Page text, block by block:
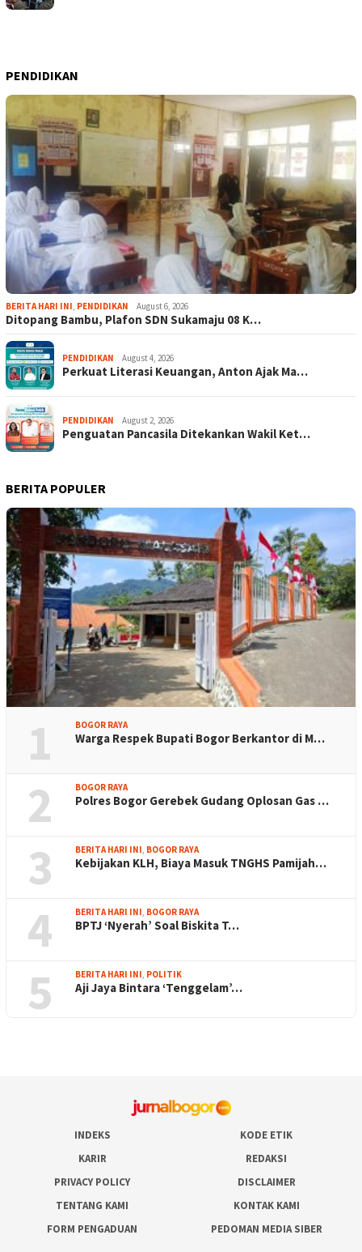
PENDIDIKAN
BERITA HARI INI, PENDIDIKAN August 6, 2026
Ditopang Bambu, Plafon SDN Sukamaju 08 K…
PENDIDIKAN August 4, 2026
Perkuat Literasi Keuangan, Anton Ajak Ma…
PENDIDIKAN August 2, 2026
Penguatan Pancasila Ditekankan Wakil Ket…
BERITA POPULER
1 BOGOR RAYA
Warga Respek Bupati Bogor Berkantor di M…
2 BOGOR RAYA
Polres Bogor Gerebek Gudang Oplosan Gas …
3 BERITA HARI INI, BOGOR RAYA
Kebijakan KLH, Biaya Masuk TNGHS Pamijah…
4 BERITA HARI INI, BOGOR RAYA
BPTJ ‘Nyerah’ Soal Biskita T…
5 BERITA HARI INI, POLITIK
Aji Jaya Bintara ‘Tenggelam’…
INDEKS
KODE ETIK
KARIR
REDAKSI
PRIVACY POLICY
DISCLAIMER
TENTANG KAMI
KONTAK KAMI
FORM PENGADUAN
PEDOMAN MEDIA SIBER